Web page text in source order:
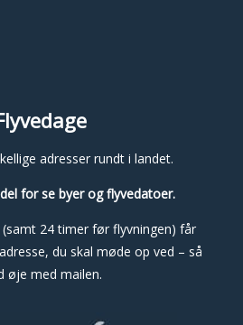
adresser rundt i landet.
for se byer og flyvedatoer.
24 timer før flyvningen) får
du skal møde op ved – så
øje med mailen.